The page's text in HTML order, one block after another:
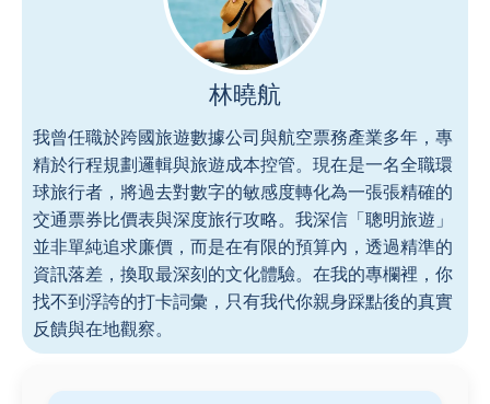
林曉航
我曾任職於跨國旅遊數據公司與航空票務產業多年，專
精於行程規劃邏輯與旅遊成本控管。現在是一名全職環
球旅行者，將過去對數字的敏感度轉化為一張張精確的
交通票券比價表與深度旅行攻略。我深信「聰明旅遊」
並非單純追求廉價，而是在有限的預算內，透過精準的
資訊落差，換取最深刻的文化體驗。在我的專欄裡，你
找不到浮誇的打卡詞彙，只有我代你親身踩點後的真實
反饋與在地觀察。